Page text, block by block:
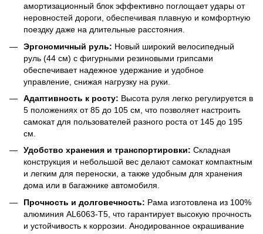
амортизационный блок эффективно поглощает удары от
неровностей дороги, обеспечивая плавную и комфортную
поездку даже на длительные расстояния.
Эргономичный руль: Новый широкий велосипедный
руль (44 см) с фигурными резиновыми грипсами
обеспечивает надежное удержание и удобное
управление, снижая нагрузку на руки.
Адаптивность к росту: Высота руля легко регулируется в
5 положениях от 85 до 105 см, что позволяет настроить
самокат для пользователей разного роста от 145 до 195
см.
Удобство хранения и транспортировки: Складная
конструкция и небольшой вес делают самокат компактным
и легким для переноски, а также удобным для хранения
дома или в багажнике автомобиля.
Прочность и долговечность: Рама изготовлена из 100%
алюминия AL6063-T5, что гарантирует высокую прочность
и устойчивость к коррозии. Анодированное окрашивание